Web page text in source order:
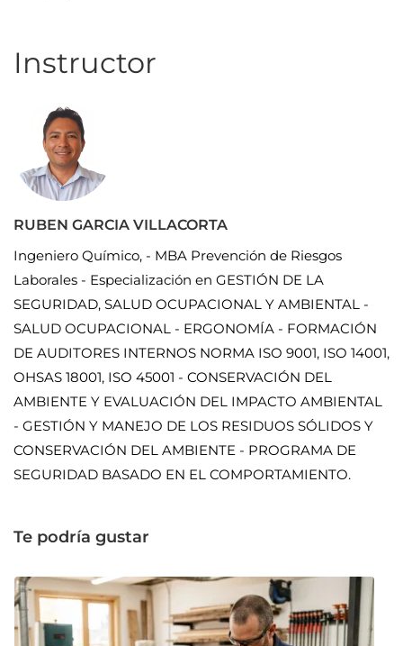
Instructor
RUBEN GARCIA VILLACORTA
Ingeniero Químico, - MBA Prevención de Riesgos
Laborales - Especialización en GESTIÓN DE LA
SEGURIDAD, SALUD OCUPACIONAL Y AMBIENTAL -
SALUD OCUPACIONAL - ERGONOMÍA - FORMACIÓN
DE AUDITORES INTERNOS NORMA ISO 9001, ISO 14001,
OHSAS 18001, ISO 45001 - CONSERVACIÓN DEL
AMBIENTE Y EVALUACIÓN DEL IMPACTO AMBIENTAL
- GESTIÓN Y MANEJO DE LOS RESIDUOS SÓLIDOS Y
CONSERVACIÓN DEL AMBIENTE - PROGRAMA DE
SEGURIDAD BASADO EN EL COMPORTAMIENTO.
Te podría gustar